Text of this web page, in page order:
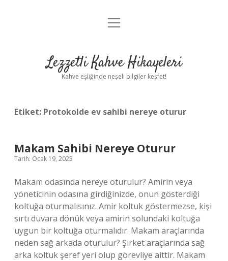
Anasayfa
Yasal Uyarı
menüyü
Lezzetli Kahve Hikayeleri
Kahve eşliğinde neşeli bilgiler keşfet!
Etiket: Protokolde ev sahibi nereye oturur
Makam Sahibi Nereye Oturur
Tarih: Ocak 19, 2025
Makam odasında nereye oturulur? Amirin veya
yöneticinin odasına girdiğinizde, onun gösterdiği
koltuğa oturmalısınız. Amir koltuk göstermezse, kişi
sırtı duvara dönük veya amirin solundaki koltuğa
uygun bir koltuğa oturmalıdır. Makam araçlarında
neden sağ arkada oturulur? Şirket araçlarında sağ
arka koltuk şeref yeri olup görevliye aittir. Makam